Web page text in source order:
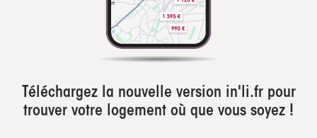
Téléchargez la nouvelle version in'li.fr pour
trouver votre logement où que vous soyez !